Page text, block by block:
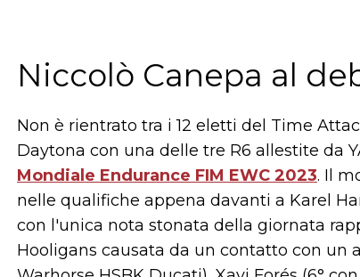
Niccolò Canepa al
Non è rientrato tra i 12 eletti del Time
Daytona con una delle tre R6 allestite da
Mondiale Endurance FIM EWC 2023. Il
nelle qualifiche appena davanti a Karel
con l'unica nota stonata della giornata
Hooligans causata da un contatto con un